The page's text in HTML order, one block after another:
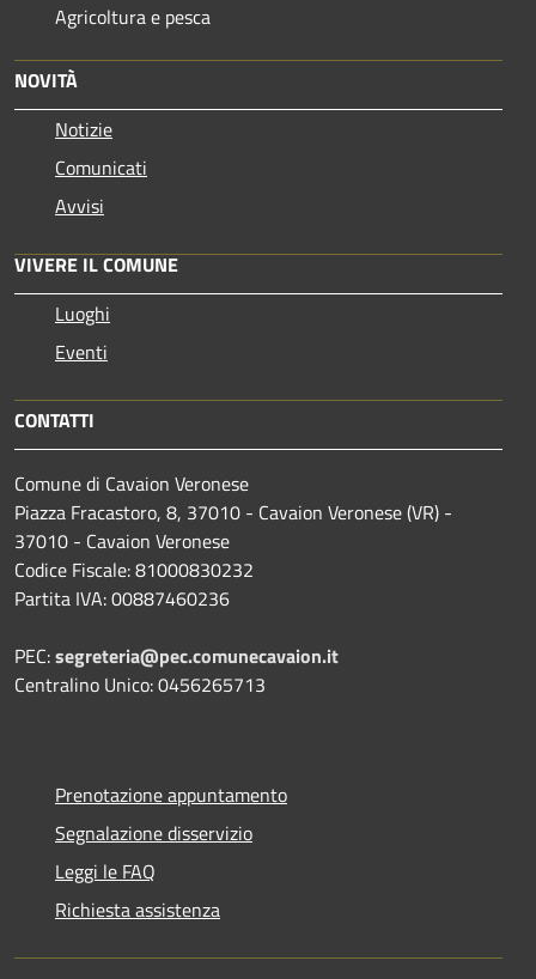
Agricoltura e pesca
NOVITÀ
Notizie
Comunicati
Avvisi
VIVERE IL COMUNE
Luoghi
Eventi
CONTATTI
Comune di Cavaion Veronese
Piazza Fracastoro, 8, 37010 - Cavaion Veronese (VR) -
37010 - Cavaion Veronese
Codice Fiscale: 81000830232
Partita IVA: 00887460236
PEC:segreteria@pec.comunecavaion.it
Centralino Unico: 0456265713
Prenotazione appuntamento
Segnalazione disservizio
Leggi le FAQ
Richiesta assistenza